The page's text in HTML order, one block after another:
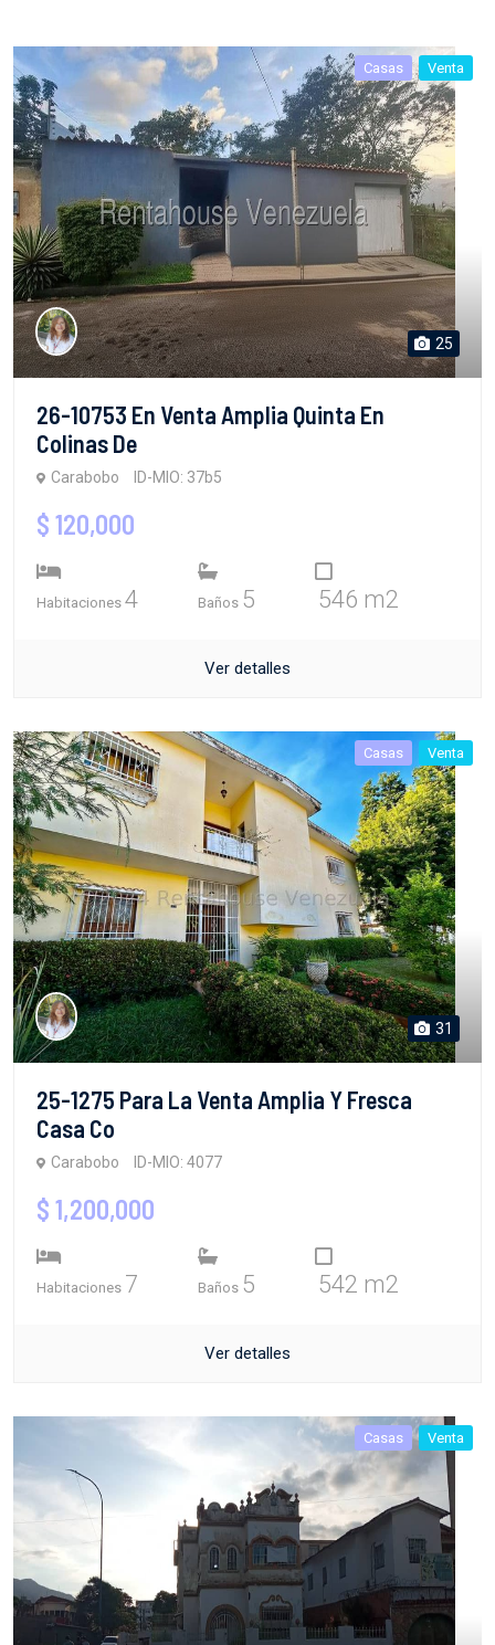
Casas Venta
25
26-10753 En Venta Amplia Quinta En
Colinas De
Carabobo ID-MIO: 37b5
$ 120,000
Habitaciones 4 Baños 5 546 m2
Ver detalles
Casas Venta
31
25-1275 Para La Venta Amplia Y Fresca
Casa Co
Carabobo ID-MIO: 4077
$ 1,200,000
Habitaciones 7 Baños 5 542 m2
Ver detalles
Casas Venta